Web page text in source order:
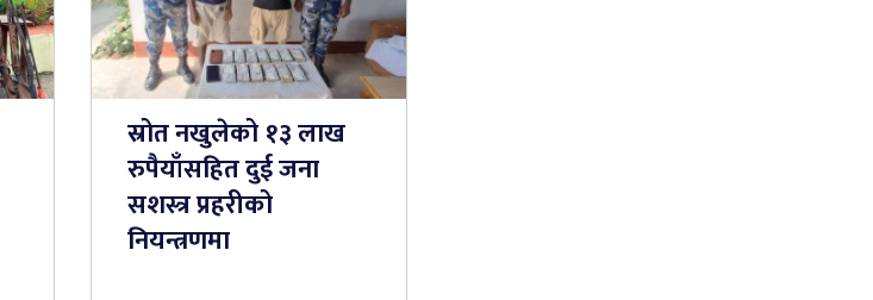
स्रोत नखुलेको १३ लाख
रुपैयाँसहित दुई जना
सशस्त्र प्रहरीको
नियन्त्रणमा